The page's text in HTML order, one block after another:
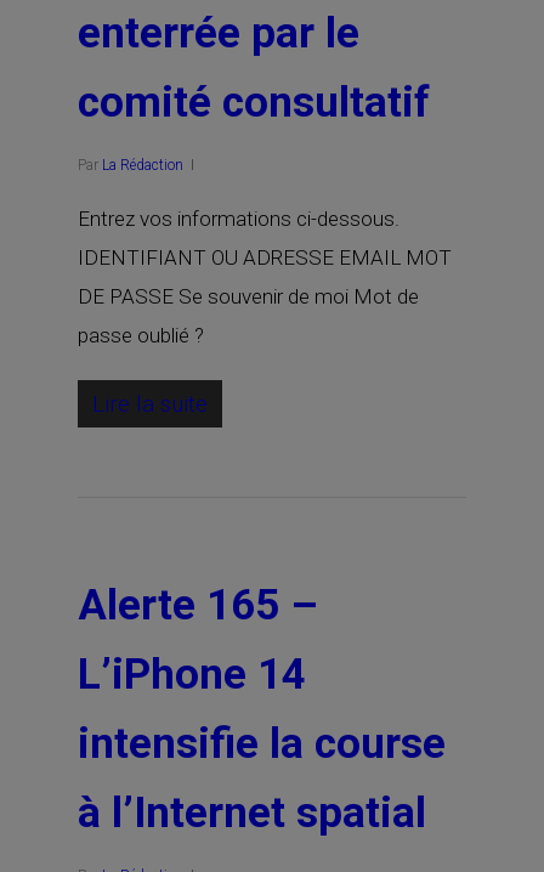
enterrée par le
comité consultatif
Par La Rédaction
Entrez vos informations ci-dessous.
IDENTIFIANT OU ADRESSE EMAIL MOT
DE PASSE Se souvenir de moi Mot de
passe oublié ?
Lire la suite
Alerte 165 –
L’iPhone 14
intensifie la course
à l’Internet spatial